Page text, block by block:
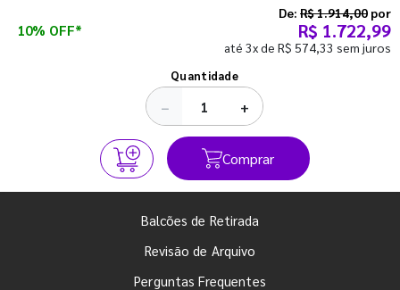
10% OFF*
De: R$ 1.914,00 por
R$ 1.722,99
até 3x de R$ 574,33 sem juros
Quantidade
− +
Comprar
Balcões de Retirada
Revisão de Arquivo
Perguntas Frequentes